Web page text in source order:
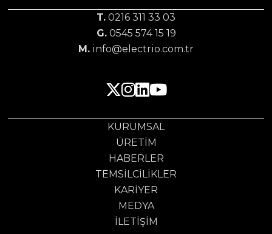
T. 0216 311 33 03
G.0545 574 15 19
M. info@electrio.com.tr
KURUMSAL
ÜRETIM
HABERLER
TEMSILCILIKLER
KARIYER
MEDYA
İLETIŞIM